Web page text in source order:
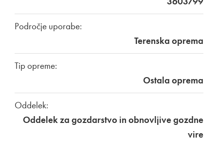
Področje uporabe:
Terenska oprema
Tip opreme:
Ostala oprema
Oddelek:
Oddelek za gozdarstvo in obnovljive gozdne
vire